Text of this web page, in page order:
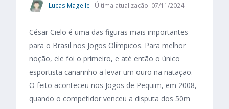
Lucas Magelle Última atualização: 07/11/2024
César Cielo é uma das figuras mais importantes
para o Brasil nos Jogos Olímpicos. Para melhor
noção, ele foi o primeiro, e até então o único
esportista canarinho a levar um ouro na natação.
O feito aconteceu nos Jogos de Pequim, em 2008,
quando o competidor venceu a disputa dos 50m